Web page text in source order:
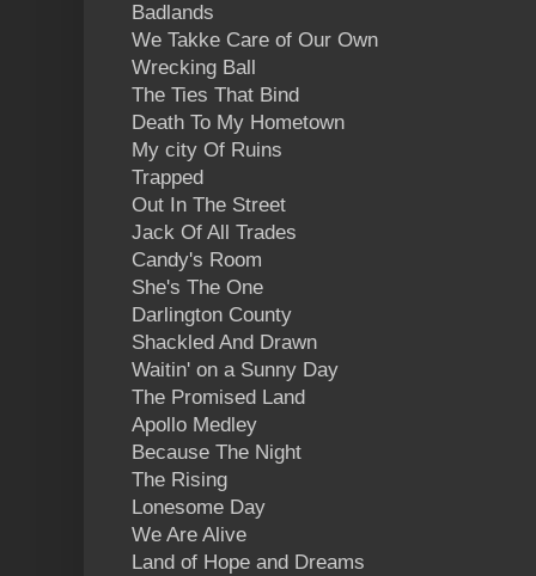
Badlands
We Takke Care of Our Own
Wrecking Ball
The Ties That Bind
Death To My Hometown
My city Of Ruins
Trapped
Out In The Street
Jack Of All Trades
Candy's Room
She's The One
Darlington County
Shackled And Drawn
Waitin' on a Sunny Day
The Promised Land
Apollo Medley
Because The Night
The Rising
Lonesome Day
We Are Alive
Land of Hope and Dreams